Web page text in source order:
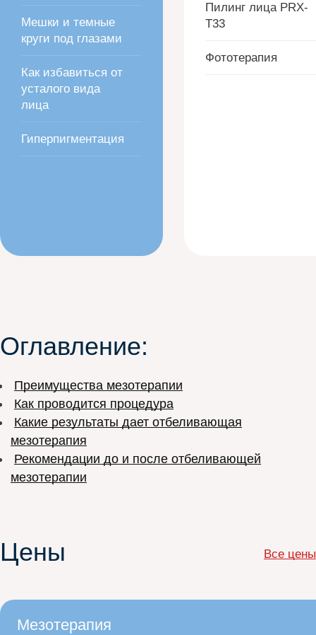
Мешки и темные
круги под глазами
Как избавиться от
усталого вида
лица
Гиперпигментация
Пилинг лица PRX-
T33
Фототерапия
Оглавление:
Преимущества мезотерапии
Как проводится процедура
Какие результаты дает отбеливающая
мезотерапия
Рекомендации до и после отбеливающей
мезотерапии
Цены Все цены
Мезотерапия